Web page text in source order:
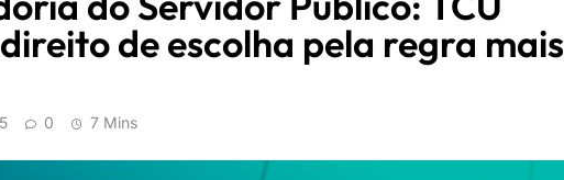
de escolha pela regra mais
0 7 Mins